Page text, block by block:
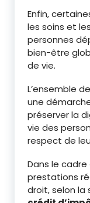
Enfin,
les soins et
personnes
bien-être
de vie.
L’ensemble
une
préserver la
vie des
respect de
Dans le
prestations
droit, selon la